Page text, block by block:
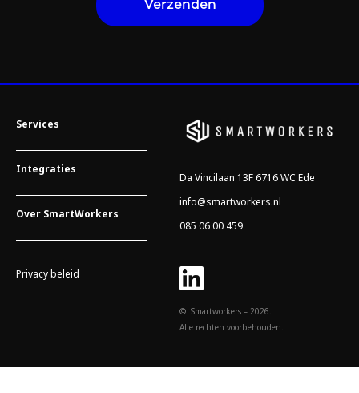
Services
Integraties
Over SmartWorkers
Privacy beleid
Da Vincilaan 13F 6716 WC Ede
info@smartworkers.nl
085 06 00 459
© Smartworkers – 2026.
Alle rechten voorbehouden.